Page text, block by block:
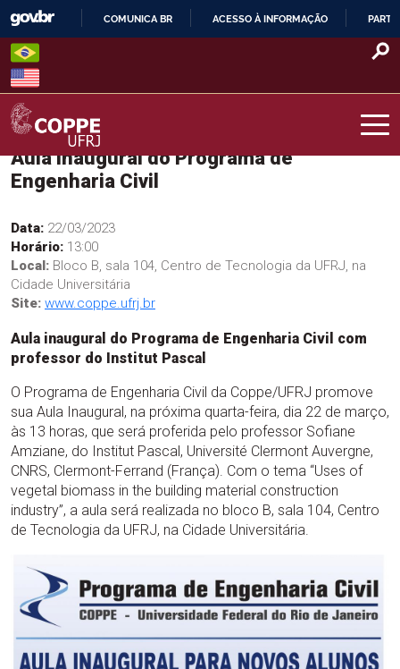
Skip
content
O
COMUNICA BR ACESSO À INFORMAÇÃO
COPPE – UFRJ
Aula inaugural do Programa de
Engenharia Civil
Data: 22/03/2023
Horário: 13:00
Local: Bloco B, sala 104, Centro de Tecnologia da UFRJ, na
Cidade Universitária
Site: www.coppe.ufrj.br
Aula inaugural do Programa de Engenharia Civil com
professor do Institut Pascal
O Programa de Engenharia Civil da Coppe/UFRJ promove
sua Aula Inaugural, na próxima quarta-feira, dia 22 de março,
às 13 horas, que será proferida pelo professor Sofiane
Amziane, do Institut Pascal, Université Clermont Auvergne,
CNRS, Clermont-Ferrand (França). Com o tema “Uses of
vegetal biomass in the building material construction
industry”, a aula será realizada no bloco B, sala 104, Centro
de Tecnologia da UFRJ, na Cidade Universitária.